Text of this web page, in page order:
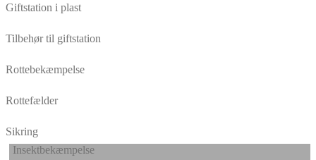
Giftstation i plast
Tilbehør til giftstation
Rottebekæmpelse
Rottefælder
Sikring
Insektbekæmpelse